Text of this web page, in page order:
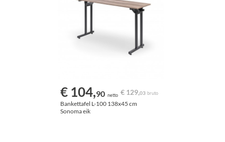
€ 104,90 netto € 129,03 bruto
Bankettafel L-100 138x45 cm
Sonoma eik